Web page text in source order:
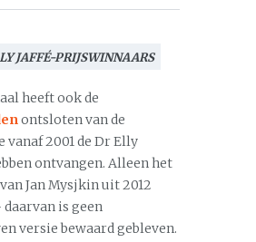
JAFFÉ-PRIJSWINNAARS
heeft ook de
ontsloten van de
vanaf 2001 de Dr Elly
ontvangen. Alleen het
Jan Mysjkin uit 2012
is geen
versie bewaard gebleven.